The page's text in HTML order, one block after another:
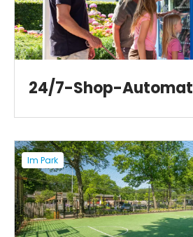
24/7-Shop-Automat
Im Park